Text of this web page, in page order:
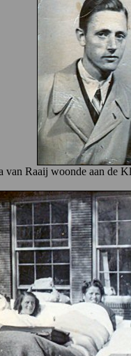
Raaij woonde aan de